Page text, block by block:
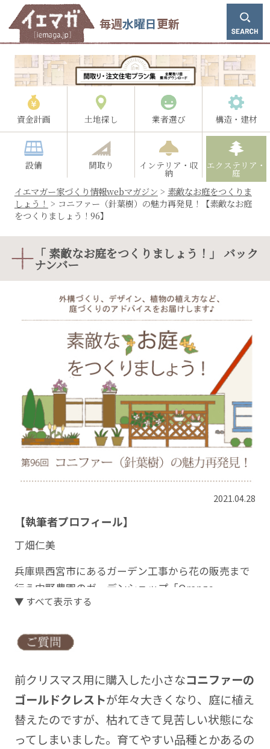
毎週水曜日更新
資金計画 土地探し 業者選び 構造・建材
設備 間取り インテリア・収
納
エクステリア・
庭
イエマガー家づくり情報webマガジン > 素敵なお庭をつくりま
しょう！ > コニファー（針葉樹）の魅力再発見！【素敵なお庭
をつくりましょう！96】
「 素敵なお庭をつくりましょう！」 バック
ナンバー
2021.04.28
【執筆者プロフィール】
丁畑仁美
兵庫県西宮市にあるガーデン工事から花の販売まで
行う中野農園のガーデンショップ「Orange
Berry(オレンジベリー)」の店長。店内では植物の販
成。また、植え方、育て方などの相談に答える。人
気のハンギングバスケットの講習会も園内にて開催
中
・エクステリアプランナー
・造園施工管理技師
・ハンギングバスケットマスター
▼ すべて表示する
前クリスマス用に購入した小さなコニファーの
ゴールドクレストが年々大きくなり、庭に植え
替えたのですが、枯れてきて見苦しい状態にな
ってしまいました。育てやすい品種とかあるの